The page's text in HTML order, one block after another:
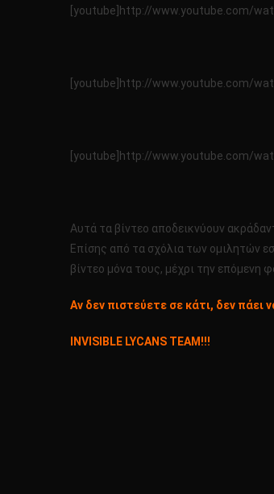
[youtube]http://www.youtube.com/
[youtube]http://www.youtube.com/
[youtube]http://www.youtube.com/
Αυτά τα βίντεο αποδεικνύουν
Επίσης από τα σχόλια των ομιλητών
βίντεο μόνα τους, μέχρι την επόμενη
Αν δεν πιστεύετε σε κάτι, δεν πάει
INVISIBLE LYCANS TEAM!!!